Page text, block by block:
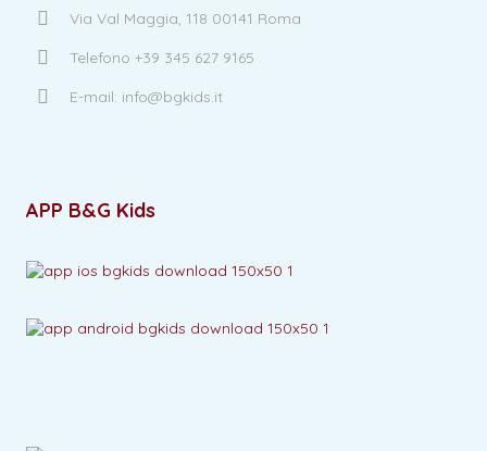
Via Val Maggia, 118 00141 Roma
Telefono +39 345 627 9165
E-mail: info@bgkids.it
APP B&G Kids